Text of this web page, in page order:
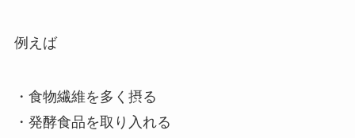
例えば
・食物繊維を多く摂る
・発酵食品を取り入れる